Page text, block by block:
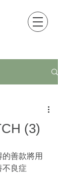
(3)
善款將用
良症